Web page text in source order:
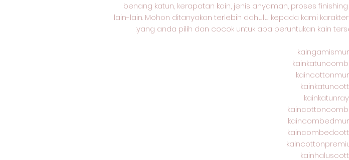
benang katun, kerapatan kain, jenis anyaman, proses
lain-lain. Mohon ditanyakan terlebih dahulu kepada kami
yang anda pilih dan cocok untuk apa peruntukan kain